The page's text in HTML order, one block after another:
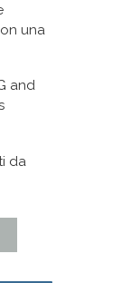
una
and
da